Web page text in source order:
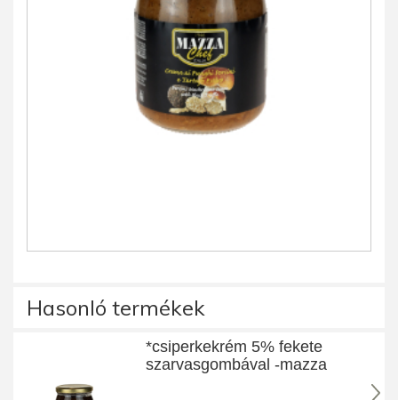
Hasonló termékek
*csiperkekrém 5% fekete
szarvasgombával -mazza